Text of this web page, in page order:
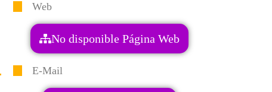
Web
No disponible Página Web
E-Mail